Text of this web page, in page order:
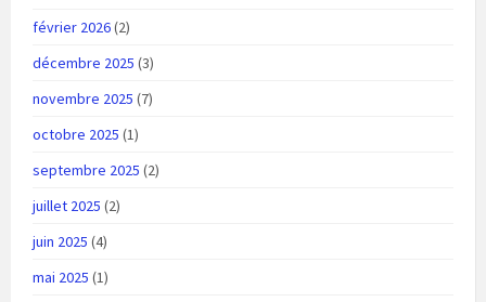
février 2026(2)
décembre 2025 (3)
novembre 2025 (7)
octobre 2025 (1)
septembre 2025 (2)
juillet 2025 (2)
juin 2025 (4)
mai 2025 (1)